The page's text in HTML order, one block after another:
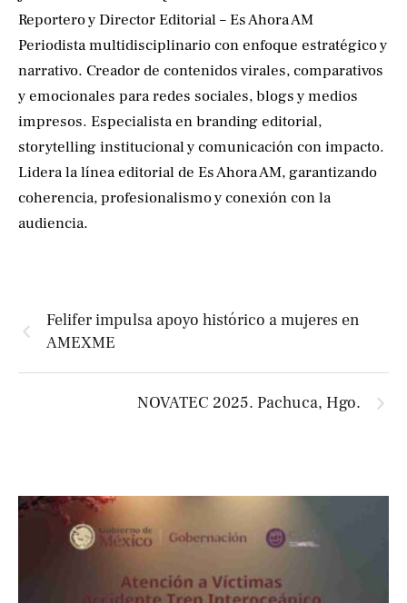
Reportero y Director Editorial – Es Ahora AM
Periodista multidisciplinario con enfoque estratégico y
narrativo. Creador de contenidos virales, comparativos
y emocionales para redes sociales, blogs y medios
impresos. Especialista en branding editorial,
storytelling institucional y comunicación con impacto.
Lidera la línea editorial de Es Ahora AM, garantizando
coherencia, profesionalismo y conexión con la
audiencia.
Felifer impulsa apoyo histórico a mujeres en
AMEXME
NOVATEC 2025. Pachuca, Hgo.